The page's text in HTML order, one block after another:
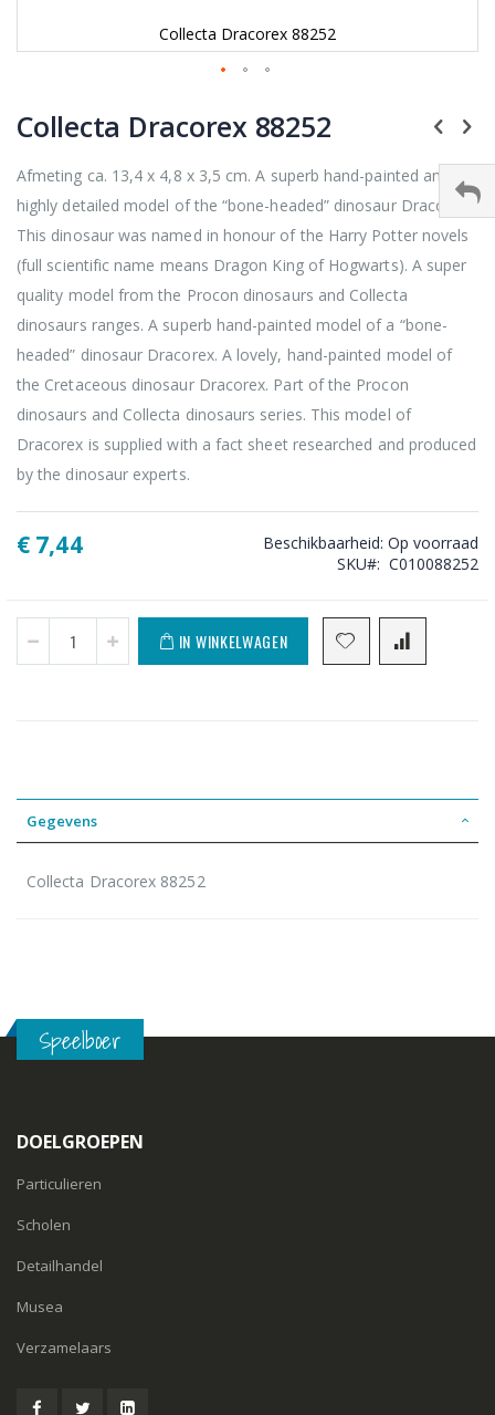
Collecta Dracorex 88252
naar
het
van
de
afbeeldingen-
gallerij
Collecta Dracorex 88252
Afmeting ca. 13,4 x 4,8 x 3,5 cm. A superb hand-painted and
highly detailed model of the “bone-headed” dinosaur Dracorex.
This dinosaur was named in honour of the Harry Potter novels
(full scientific name means Dragon King of Hogwarts). A super
quality model from the Procon dinosaurs and Collecta
dinosaurs ranges. A superb hand-painted model of a “bone-
headed” dinosaur Dracorex. A lovely, hand-painted model of
the Cretaceous dinosaur Dracorex. Part of the Procon
dinosaurs and Collecta dinosaurs series. This model of
Dracorex is supplied with a fact sheet researched and produced
by the dinosaur experts.
€ 7,44 Beschikbaarheid: Op voorraad
SKU
C010088252
IN WINKELWAGEN
Gegevens
Collecta Dracorex 88252
Speelboer
DOELGROEPEN
Particulieren
Scholen
Detailhandel
Musea
Verzamelaars